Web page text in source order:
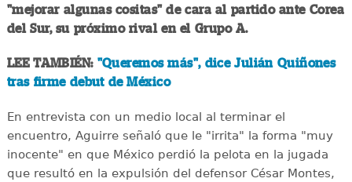
"mejorar algunas cositas" de cara al partido ante Corea
del Sur, su próximo rival en el Grupo A.
LEE TAMBIÉN: "Queremos más", dice Julián Quiñones
tras firme debut de México
En entrevista con un medio local al terminar el
encuentro, Aguirre señaló que le "irrita" la forma "muy
inocente" en que México perdió la pelota en la jugada
que resultó en la expulsión del defensor César Montes,